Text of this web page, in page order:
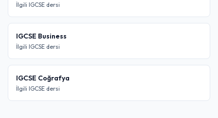
İlgili IGCSE dersi
IGCSE Business
İlgili IGCSE dersi
IGCSE Coğrafya
İlgili IGCSE dersi